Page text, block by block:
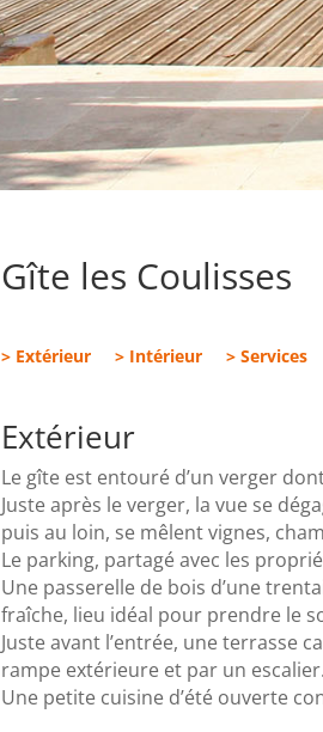
Gîte les Coulisses
> Extérieur > Intérieur > Services
Extérieur
Le gîte est entouré d’un verger
Juste après le verger, la vue se
puis au loin, se mêlent vignes,
Le parking, partagé avec les
Une passerelle de bois d’une
fraîche, lieu idéal pour prendre le
Juste avant l’entrée, une terrasse
rampe extérieure et par un escalier.
Une petite cuisine d’été ouverte